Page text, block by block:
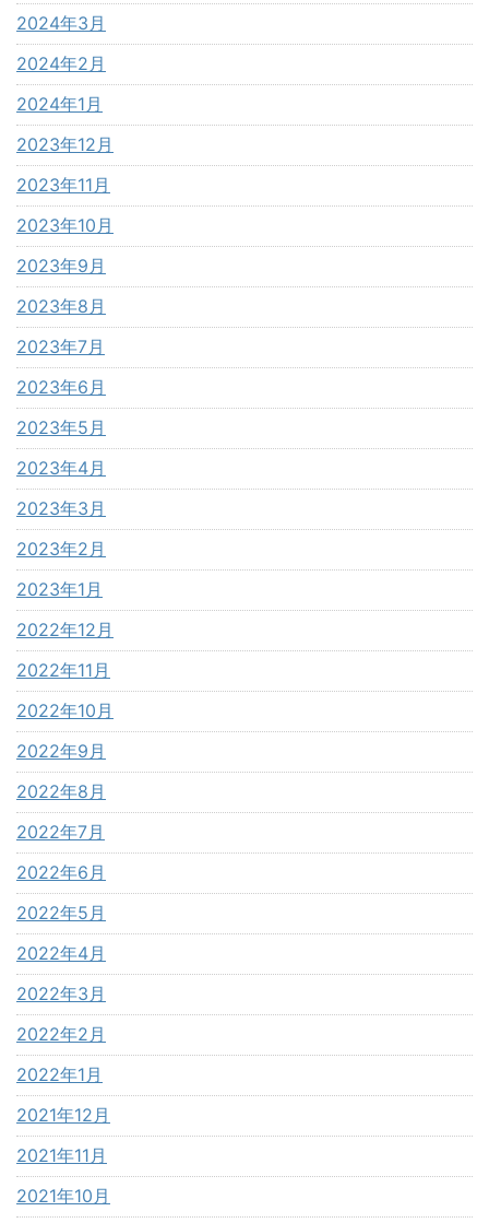
2024年3月
2024年2月
2024年1月
2023年12月
2023年11月
2023年10月
2023年9月
2023年8月
2023年7月
2023年6月
2023年5月
2023年4月
2023年3月
2023年2月
2023年1月
2022年12月
2022年11月
2022年10月
2022年9月
2022年8月
2022年7月
2022年6月
2022年5月
2022年4月
2022年3月
2022年2月
2022年1月
2021年12月
2021年11月
2021年10月